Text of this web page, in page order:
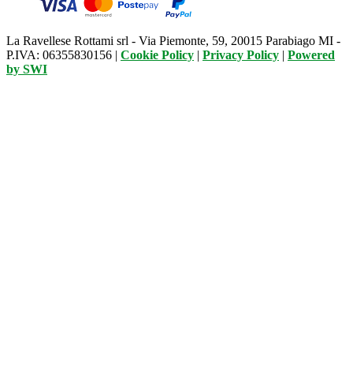
La Ravellese Rottami srl - Via Piemonte, 59, 20015 Parabiago MI -
P.IVA: 06355830156 | Cookie Policy | Privacy Policy | Powered
by SWI